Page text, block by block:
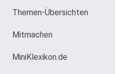
Themen-Übersichten
Mitmachen
MiniKlexikon.de